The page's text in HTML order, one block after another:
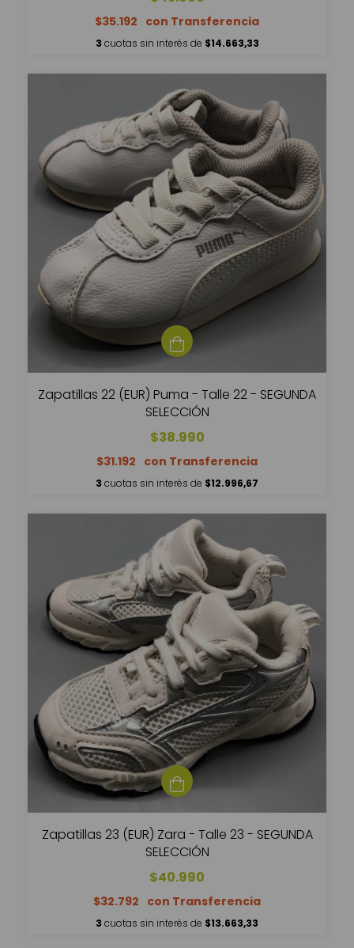
$35.192
3 cuotas sin interés de $14.663,33
Zapatillas 22 (EUR) Puma - Talle 22 - SEGUNDA
SELECCIÓN
$38.990
$31.192
3 cuotas sin interés de $12.996,67
Zapatillas 23 (EUR) Zara - Talle 23 - SEGUNDA
SELECCIÓN
$40.990
$32.792
3 cuotas sin interés de $13.663,33